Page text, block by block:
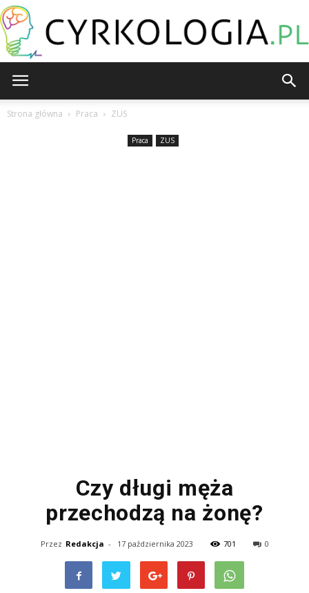
Strona główna Praca ZUS
Praca ZUS
Czy długi męża
przechodzą na żonę?
Przez Redakcja - 17 października 2023 701 0